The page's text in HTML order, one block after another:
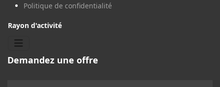
Politique de confidentialité
Rayon d'activité
Demandez une offre